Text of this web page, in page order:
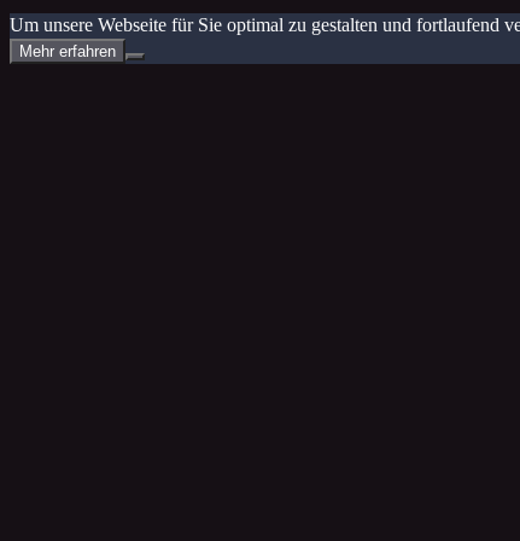
Um unsere Webseite für Sie optimal zu gestalten und fortlaufend
Mehr erfahren